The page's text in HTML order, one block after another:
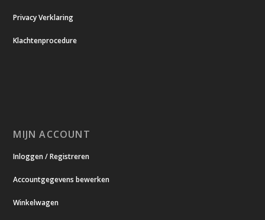
Privacy Verklaring
Klachtenprocedure
MIJN ACCOUNT
Inloggen / Registreren
Accountgegevens bewerken
Winkelwagen